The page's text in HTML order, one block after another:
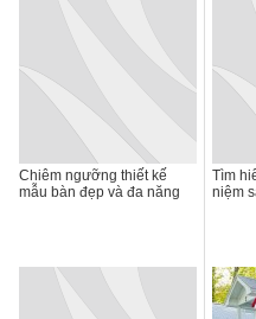
Chiêm ngưỡng thiết kế
mẫu bàn đẹp và đa năng
Tìm
niệm